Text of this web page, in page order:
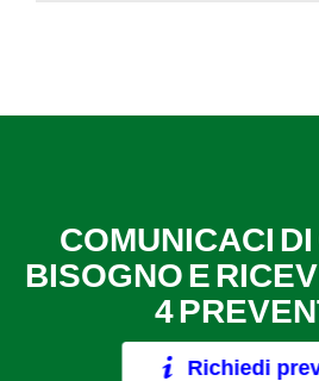
COMUNICACI
BISOGNO E
4
Richiedi